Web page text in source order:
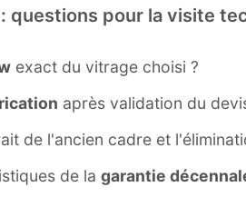
questions pour la visite
exact du vitrage choisi ?
après validation du
de l'ancien cadre et
de la garantie